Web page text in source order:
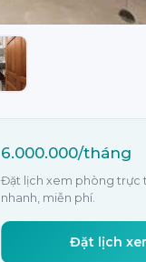
6.000.000/tháng
Đặt lịch xem phòng trực
nhanh, miễn phí.
Đặt lịch